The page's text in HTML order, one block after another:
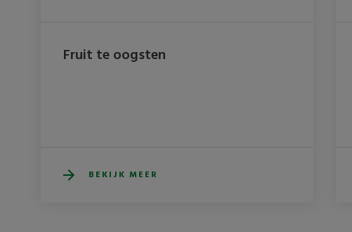
Fruit te oogsten
BEKIJK MEER